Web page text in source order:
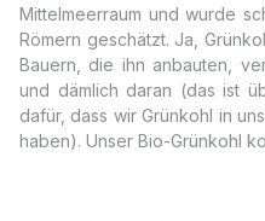
Mittelmeerraum und wurde
Römern geschätzt. Ja,
Bauern, die ihn anbauten,
und dämlich daran (das ist
dafür, dass wir Grünkohl in
haben). Unser Bio-Grünkohl